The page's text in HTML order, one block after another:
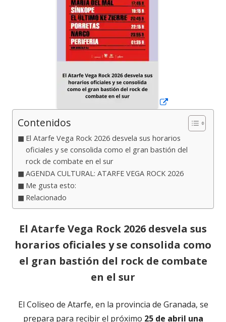
Contenidos
El Atarfe Vega Rock 2026 desvela sus horarios
oficiales y se consolida como el gran bastión del
rock de combate en el sur
AGENDA CULTURAL: ATARFE VEGA ROCK 2026
Me gusta esto:
Relacionado
El Atarfe Vega Rock 2026 desvela sus
horarios oficiales y se consolida como
el gran bastión del rock de combate
en el sur
El Coliseo de Atarfe, en la provincia de Granada, se
prepara para recibir el próximo 25 de abril una